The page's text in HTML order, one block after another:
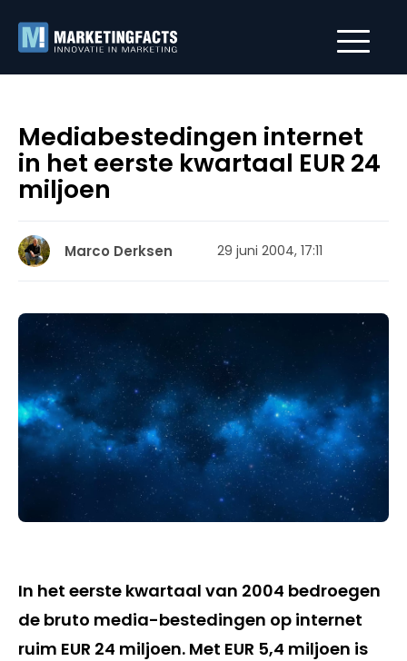
Mediabestedingen internet
in het eerste kwartaal EUR 24
miljoen
Marco Derksen 29 juni 2004, 17:11
In het eerste kwartaal van 2004 bedroegen
de bruto media-bestedingen op internet
ruim EUR 24 miljoen. Met EUR 5,4 miljoen is